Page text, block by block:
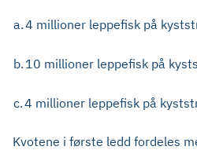
a.4 millioner leppefisk på
b. 10 millioner leppefisk på
c.4 millioner leppefisk på
Kvotene i første ledd fordeles